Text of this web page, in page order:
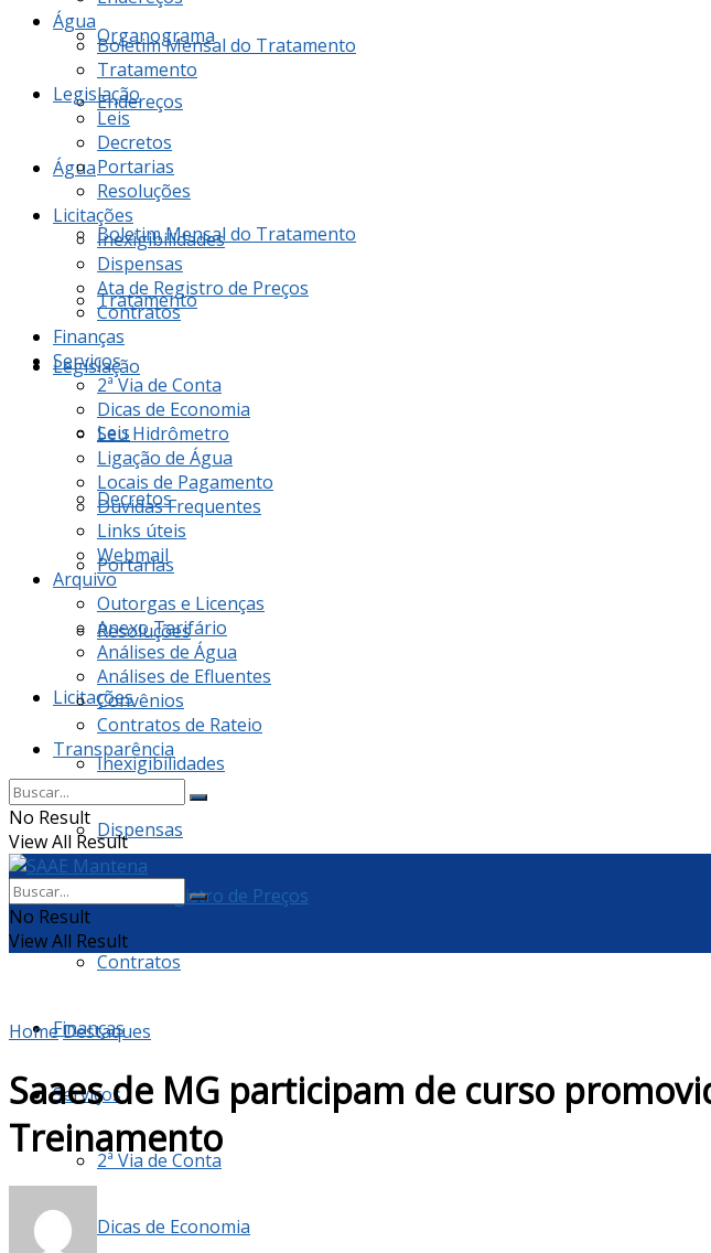
Organograma
Endereços
Água
Boletim Mensal do Tratamento
Tratamento
Legislação
Leis
Decretos
Portarias
Resoluções
Licitações
Inexigibilidades
Dispensas
Ata de Registro de Preços
Contratos
Finanças
Serviços
2ª Via de Conta
Dicas de Economia
Água
Boletim Mensal do Tratamento
Tratamento
Legislação
Leis
Decretos
Portarias
Resoluções
Licitações
Inexigibilidades
Dispensas
Ata de Registro de Preços
Contratos
Finanças
Serviços
2ª Via de Conta
Dicas de Economia
Seu Hidrômetro
Ligação de Água
Locais de Pagamento
Dúvidas Frequentes
Links úteis
Webmail
Arquivo
Outorgas e Licenças
Anexo Tarifário
Análises de Água
Análises de Efluentes
Convênios
Contratos de Rateio
Transparência
No Result
View All Result
No Result
View All Result
HomeDestaques
Saaes de MG participam de curso
Treinamento